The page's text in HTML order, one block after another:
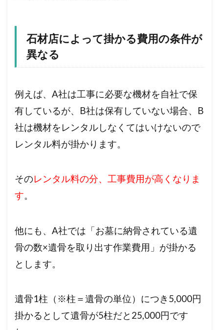
石材店によって掛かる費用の条件が
異なる
例えば、A社は工事に必要な機材を自社で保
有しているが、B社は保有していない場合、B
社は機材をレンタルしなくてはいけないので
レンタル料が掛かります。
そのレンタル料の分、工事費用が高くなりま
す。
他にも、A社では「お墓に納骨されている遺
骨の数×遺骨を取り出す作業費用」が掛かる
とします。
遺骨1柱（※柱＝遺骨の単位）につき5,000円
掛かるとして遺骨が5柱だと25,000円です